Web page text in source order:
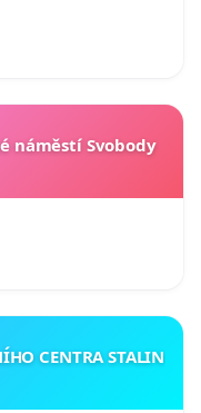
náměstí Svobody
CENTRA STALIN